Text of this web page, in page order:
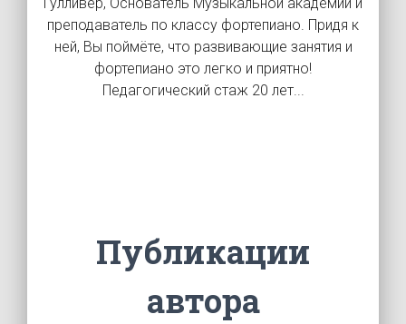
преподаватель по классу фортепиано. Придя к
ней, Вы поймёте, что развивающие занятия и
фортепиано это легко и приятно!
Педагогический стаж 20 лет...
Публикации
автора